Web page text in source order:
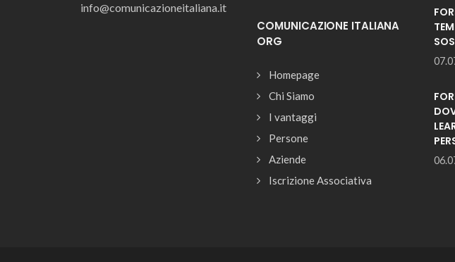
info@comunicazioneitaliana.it
COMUNICAZIONE ITALIANA
ORG
Homepage
Chi Siamo
I vantaggi
Persone
Aziende
Iscrizione Associativa